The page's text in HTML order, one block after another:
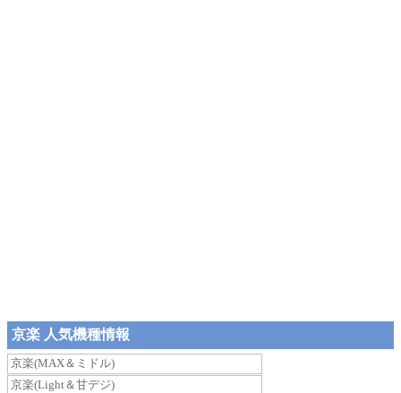
京楽 人気機種情報
京楽(MAX＆ミドル)
京楽(Light＆甘デジ)